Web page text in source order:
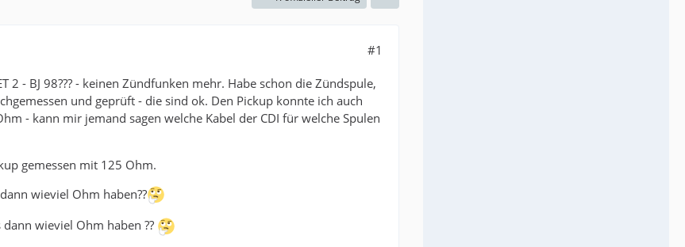
#1
2 - BJ 98??? - keinen Zündfunken mehr. Habe schon die Zündspule,
und geprüft - die sind ok. Den Pickup konnte ich auch
- kann mir jemand sagen welche Kabel der CDI für welche Spulen
gemessen mit 125 Ohm.
wieviel Ohm haben??
dann wieviel Ohm haben ??